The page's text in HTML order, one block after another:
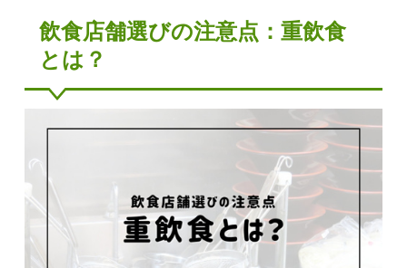
飲食店舗選びの注意点：重飲食
とは？